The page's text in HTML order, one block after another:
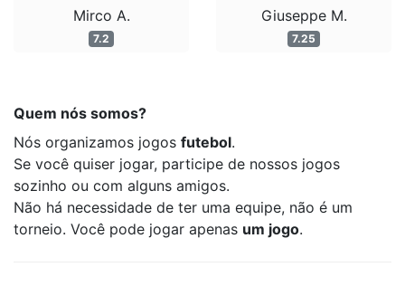
Mirco A.
7.2
Giuseppe M.
7.25
Quem nós somos?
Nós organizamos jogos futebol.
Se você quiser jogar, participe de nossos jogos
sozinho ou com alguns amigos.
Não há necessidade de ter uma equipe, não é um
torneio. Você pode jogar apenas um jogo.